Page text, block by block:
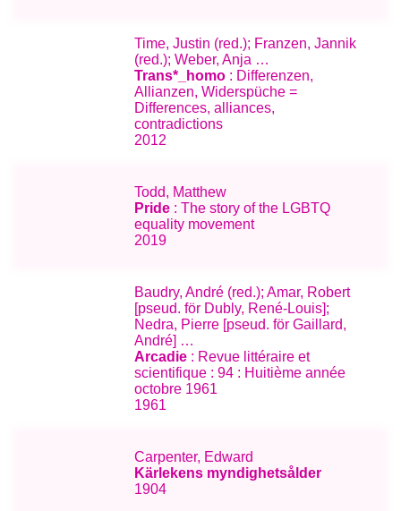
Time, Justin (red.); Franzen, Jannik
(red.); Weber, Anja …
Trans*_homo : Differenzen,
Allianzen, Widerspüche =
Differences, alliances,
contradictions
2012
Todd, Matthew
Pride : The story of the LGBTQ
equality movement
2019
Baudry, André (red.); Amar, Robert
[pseud. för Dubly, René-Louis];
Nedra, Pierre [pseud. för Gaillard,
André] …
Arcadie : Revue littéraire et
scientifique : 94 : Huitième année
octobre 1961
1961
Carpenter, Edward
Kärlekens myndighetsålder
1904